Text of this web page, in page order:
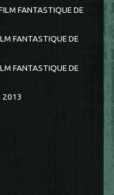
FANTASTIQUE DE
FANTASTIQUE DE
FANTASTIQUE DE
2013